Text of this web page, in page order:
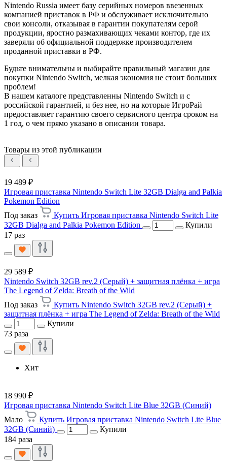
Nintendo Russia имеет базу серийных номеров ввезенных
компанией приставок в РФ и обслуживает исключительно
свои консоли, отказывая в гарантии покупателям серой
продукции, яростно размахивающих чеками контор, где их
заверяли об официальной поддержке производителем
проданной приставки в РФ.
Будьте внимательны и выбирайте правильный магазин для
покупки Nintendo Switch, мелкая экономия не стоит больших
проблем!
В нашем каталоге представленны Nintendo Switch и с
российской гарантией, и без нее, но на которые ИгроРай
предоставляет гарантию своего сервисного центра сроком на
1 год, о чем прямо указано в описании товара.
Товары из этой публикации
19 489 ₽
Игровая приставка Nintendo Switch Lite 32GB Dialga and Palkia
Pokemon Edition
Под заказ
Купить Игровая приставка Nintendo Switch Lite
32GB Dialga and Palkia Pokemon Edition
Купили
17 раз
29 589 ₽
Nintendo Switch 32GB rev.2 (Серый) + защитная плёнка + игра
The Legend of Zelda: Breath of the Wild
Под заказ
Купить Nintendo Switch 32GB rev.2 (Серый) +
защитная плёнка + игра The Legend of Zelda: Breath of the Wild
Купили
73 раза
Хит
18 990 ₽
Игровая приставка Nintendo Switch Lite Blue 32GB (Синий)
Мало
Купить Игровая приставка Nintendo Switch Lite Blue
32GB (Синий)
Купили
184 раза